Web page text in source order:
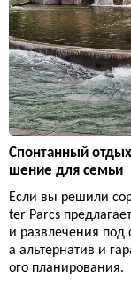
Спонтанный
шение для семьи
Если вы решили
ter Parcs
и развлечения под
а альтернатив и
ого планирования.